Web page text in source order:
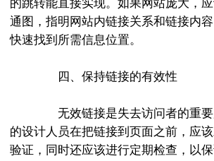
的跳转能直接实现。如果网站庞大，
通图，指明网站内链接关系和链接内
快速找到所需信息位置。
四、保持链接的有效性
无效链接是失去访问者的重要
的设计人员在把链接到页面之前，应
验证，同时还应该进行定期检查，以